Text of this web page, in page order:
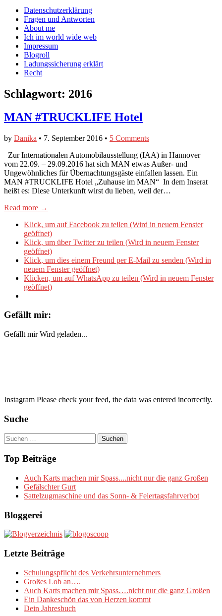
Facebook
anzeigen
Twitter
anzeigen
auf
Instagram
anzeigen
Main
menu
Skip
content
Datenschutzerklärung
Fragen und Antworten
About me
Ich im world wide web
Impressum
Blogroll
Ladungssicherung erklärt
Recht
Schlagwort: 2016
MAN #TRUCKLIFE Hotel
by Danika • 7. September 2016 • 5 Comments
Zur Internationalen Automobilausstellung (IAA) in Hannover
vom 22.09. – 29.09.2016 hat sich MAN etwas Außer- und
Ungewöhnliches für Übernachtungsgäste einfallen lassen. Ein
MAN #TRUCKLIFE Hotel „Zuhause im MAN“ In dem Inserat
heißt es: Diese Unterkunft wirst du lieben, weil der…
Read more →
Klick, um auf Facebook zu teilen (Wird in neuem Fenster
geöffnet)
Klick, um über Twitter zu teilen (Wird in neuem Fenster
geöffnet)
Klick, um dies einem Freund per E-Mail zu senden (Wird in
neuem Fenster geöffnet)
Klicken, um auf WhatsApp zu teilen (Wird in neuem Fenster
geöffnet)
Gefällt mir:
Gefällt mir Wird geladen...
Instagram Please check your feed, the data was entered incorrectly.
Suche
Suchen
nach:
Top Beiträge
Auch Karts machen mir Spass....nicht nur die ganz Großen
Gefälschter Gurt
Sattelzugmaschine und das Sonn- & Feiertagsfahrverbot
Bloggerei
Letzte Beiträge
Schulungspflicht des Verkehrsunternehmers
Großes Lob an….
Auch Karts machen mir Spass….nicht nur die ganz Großen
Ein Dankeschön das von Herzen kommt
Dein Jahresbuch